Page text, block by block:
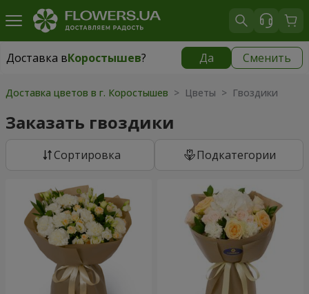
Доставка вКоростышев? Да Сменить
Доставка вКоростышев|
Доставка цветов в г. Коростышев > Цветы > Гвоздики
Заказать гвоздики
Cортировка Подкатегории